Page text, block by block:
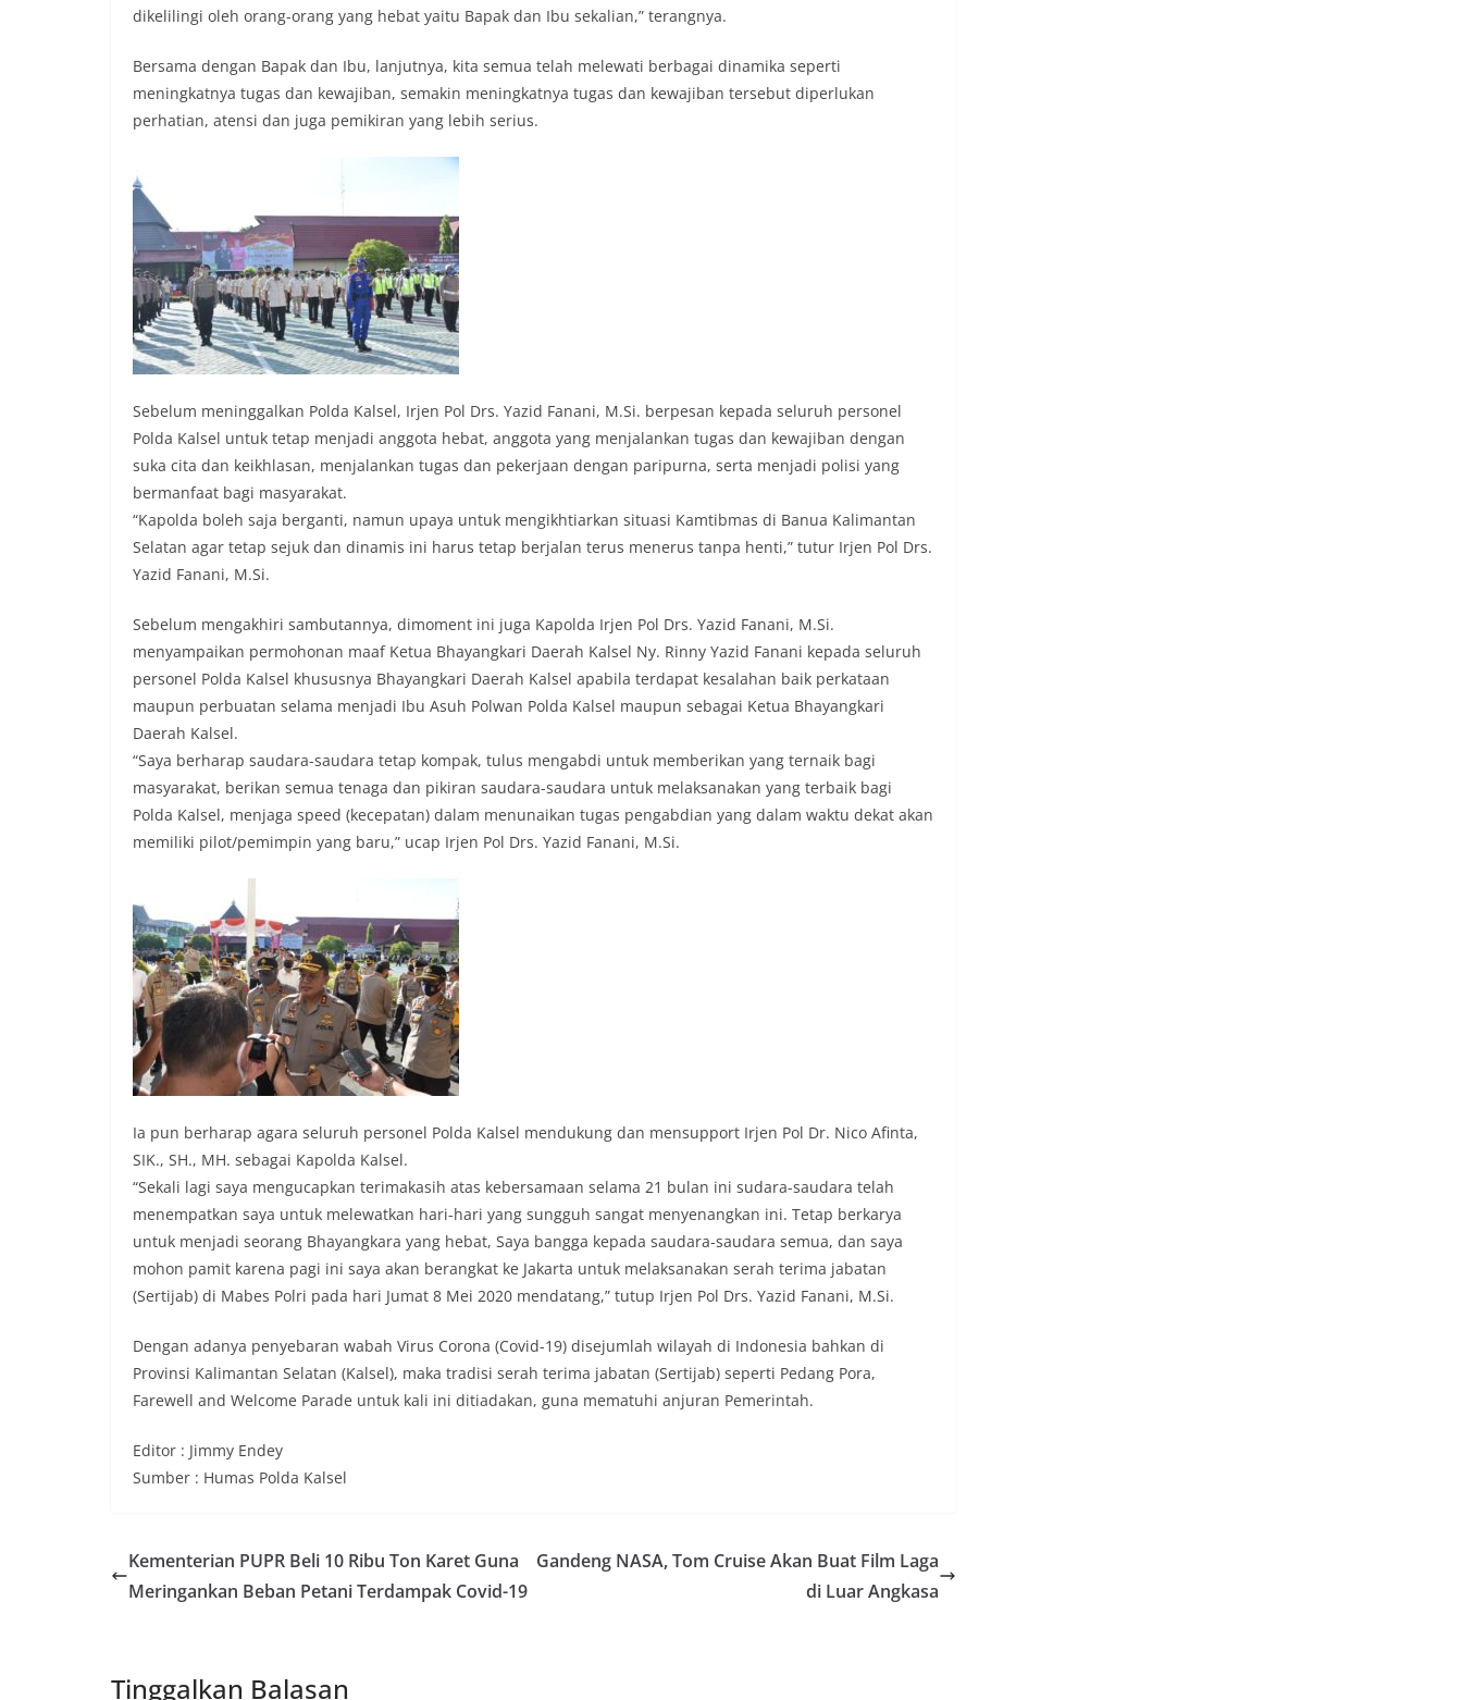
dikelilingi oleh orang-orang yang hebat yaitu Bapak dan Ibu sekalian,” terangnya.
Bersama dengan Bapak dan Ibu, lanjutnya, kita semua telah melewati berbagai dinamika seperti
meningkatnya tugas dan kewajiban, semakin meningkatnya tugas dan kewajiban tersebut diperlukan
perhatian, atensi dan juga pemikiran yang lebih serius.
Sebelum meninggalkan Polda Kalsel, Irjen Pol Drs. Yazid Fanani, M.Si. berpesan kepada seluruh personel
Polda Kalsel untuk tetap menjadi anggota hebat, anggota yang menjalankan tugas dan kewajiban dengan
suka cita dan keikhlasan, menjalankan tugas dan pekerjaan dengan paripurna, serta menjadi polisi yang
bermanfaat bagi masyarakat.
“Kapolda boleh saja berganti, namun upaya untuk mengikhtiarkan situasi Kamtibmas di Banua Kalimantan
Selatan agar tetap sejuk dan dinamis ini harus tetap berjalan terus menerus tanpa henti,” tutur Irjen Pol Drs.
Yazid Fanani, M.Si.
Sebelum mengakhiri sambutannya, dimoment ini juga Kapolda Irjen Pol Drs. Yazid Fanani, M.Si.
menyampaikan permohonan maaf Ketua Bhayangkari Daerah Kalsel Ny. Rinny Yazid Fanani kepada seluruh
personel Polda Kalsel khususnya Bhayangkari Daerah Kalsel apabila terdapat kesalahan baik perkataan
maupun perbuatan selama menjadi Ibu Asuh Polwan Polda Kalsel maupun sebagai Ketua Bhayangkari
Daerah Kalsel.
“Saya berharap saudara-saudara tetap kompak, tulus mengabdi untuk memberikan yang ternaik bagi
masyarakat, berikan semua tenaga dan pikiran saudara-saudara untuk melaksanakan yang terbaik bagi
Polda Kalsel, menjaga speed (kecepatan) dalam menunaikan tugas pengabdian yang dalam waktu dekat akan
memiliki pilot/pemimpin yang baru,” ucap Irjen Pol Drs. Yazid Fanani, M.Si.
Ia pun berharap agara seluruh personel Polda Kalsel mendukung dan mensupport Irjen Pol Dr. Nico Afinta,
SIK., SH., MH. sebagai Kapolda Kalsel.
“Sekali lagi saya mengucapkan terimakasih atas kebersamaan selama 21 bulan ini sudara-saudara telah
menempatkan saya untuk melewatkan hari-hari yang sungguh sangat menyenangkan ini. Tetap berkarya
untuk menjadi seorang Bhayangkara yang hebat, Saya bangga kepada saudara-saudara semua, dan saya
mohon pamit karena pagi ini saya akan berangkat ke Jakarta untuk melaksanakan serah terima jabatan
(Sertijab) di Mabes Polri pada hari Jumat 8 Mei 2020 mendatang,” tutup Irjen Pol Drs. Yazid Fanani, M.Si.
Dengan adanya penyebaran wabah Virus Corona (Covid-19) disejumlah wilayah di Indonesia bahkan di
Provinsi Kalimantan Selatan (Kalsel), maka tradisi serah terima jabatan (Sertijab) seperti Pedang Pora,
Farewell and Welcome Parade untuk kali ini ditiadakan, guna mematuhi anjuran Pemerintah.
Editor : Jimmy Endey
Sumber : Humas Polda Kalsel
Kementerian PUPR Beli 10 Ribu Ton Karet Guna
Meringankan Beban Petani Terdampak Covid-19
Gandeng NASA, Tom Cruise Akan Buat Film Laga
di Luar Angkasa
Tinggalkan Balasan